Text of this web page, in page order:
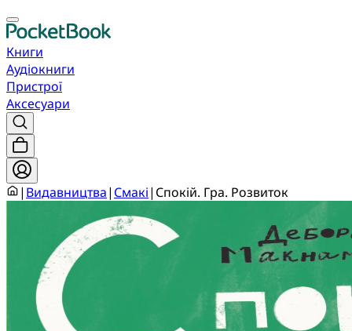
Книги
Аудіокниги
Пристрої
Аксесуари
| Видавництва| Смакі| Спокій. Гра. Розвиток